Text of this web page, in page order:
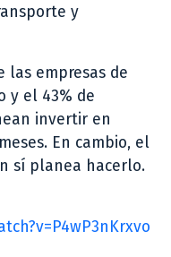
y
las empresas de
y el 43% de
invertir en
En cambio, el
sí planea hacerlo.